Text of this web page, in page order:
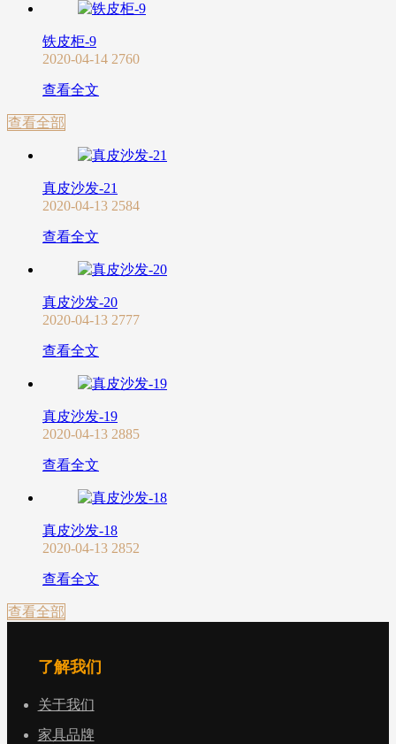
铁皮柜-9
2020-04-14 2760
查看全文
查看全部
真皮沙发-21
2020-04-13 2584
查看全文
真皮沙发-20
2020-04-13 2777
查看全文
真皮沙发-19
2020-04-13 2885
查看全文
真皮沙发-18
2020-04-13 2852
查看全文
查看全部
了解我们
关于我们
家具品牌